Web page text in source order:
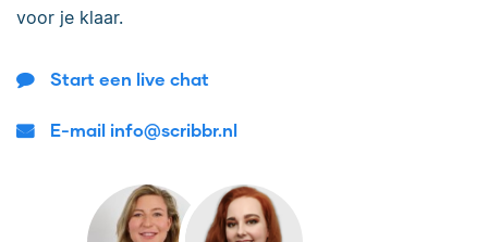
voor je klaar.
Start een live chat
E-mail info@scribbr.nl